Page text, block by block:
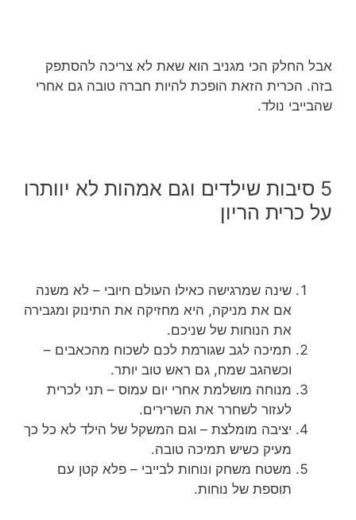
אבל החלק הכי מגניב הוא שאת לא צריכה להסתפק
בזה. הכרית הזאת הופכת להיות חברה טובה גם אחרי
שהבייבי נולד.
5 סיבות שילדים וגם אמהות לא יוותרו
על כרית הריון
שינה שמרגישה כאילו העולם חיובי – לא משנה
אם את מניקה, היא מחזיקה את התינוק ומגבירה
את הנוחות של שניכם.
תמיכה לגב שגורמת לכם לשכוח מהכאבים –
וכשהגב שמח, גם ראש טוב יותר.
מנוחה מושלמת אחרי יום עמוס – תני לכרית
לעזור לשחרר את השרירים.
יציבה מומלצת – וגם המשקל של הילד לא כל כך
מעיק כשיש תמיכה טובה.
משטח משחק ונוחות לבייבי – פלא קטן עם
תוספת של נוחות.